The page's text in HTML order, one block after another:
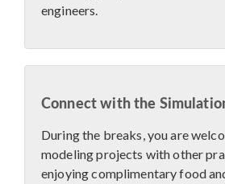
engineers.
Connect with the
During the breaks, you are
modeling projects with other
enjoying complimentary food